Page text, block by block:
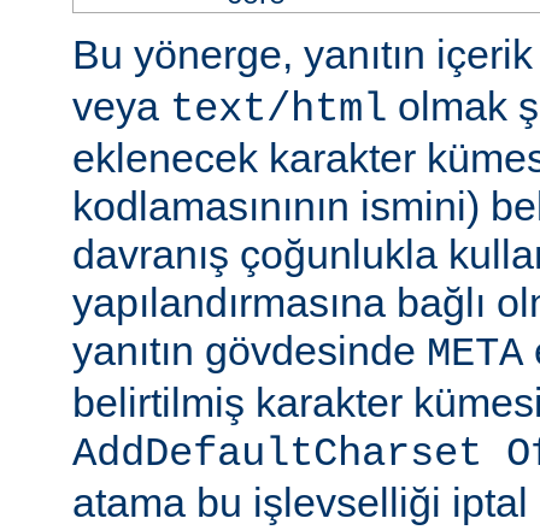
Bu yönerge, yanıtın
veya text/html olmak
eklenecek karakter
kodlamasınının ismini)
davranış çoğunlukla
yapılandırmasına bağlı
yanıtın gövdesinde META
belirtilmiş karakter
AddDefaultCharset
atama bu işlevselliği iptal